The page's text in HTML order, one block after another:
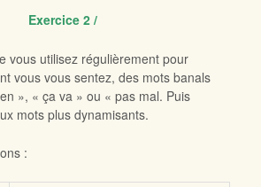
Exercice 2 /
vous utilisez régulièrement pour
vous vous sentez, des mots banals
», « ça va » ou « pas mal. Puis
mots plus dynamisants.
: